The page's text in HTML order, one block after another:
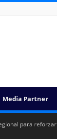
Media Partner
para